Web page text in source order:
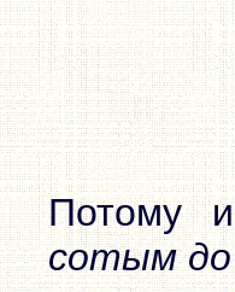
Потому
сотым